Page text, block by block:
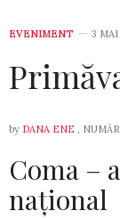
EVENIMENT 3 MAI
by DANA ENE ,
Coma –
național